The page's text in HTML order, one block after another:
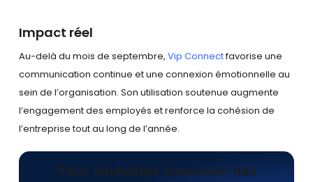
Impact réel
Au-delà du mois de septembre, Vip Connectfavorise une
communication continue et une connexion émotionnelle au
sein de l’organisation. Son utilisation soutenue augmente
l’engagement des employés et renforce la cohésion de
l’entreprise tout au long de l’année.
Vous souhaitez concevoir des